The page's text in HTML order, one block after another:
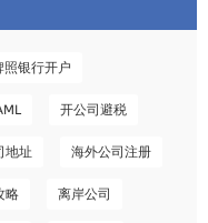
照银行开户
开公司避税
地址 海外公司注册
略 离岸公司